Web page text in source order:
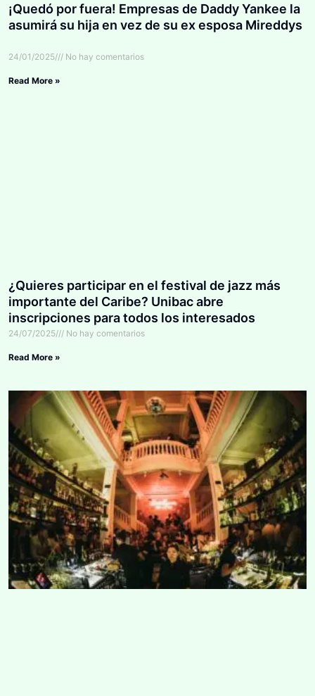
¡Quedó por fuera! Empresas de Daddy Yankee la
asumirá su hija en vez de su ex esposa Mireddys
24/01/2025 No hay comentarios
Read More »
¿Quieres participar en el festival de jazz más
importante del Caribe? Unibac abre
inscripciones para todos los interesados
24/07/2025 No hay comentarios
Read More »